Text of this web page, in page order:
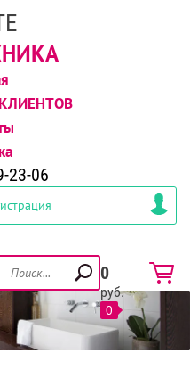
23-06
0
руб.
0